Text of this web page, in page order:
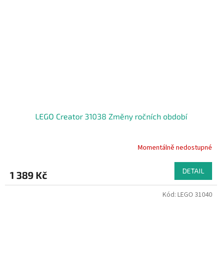
LEGO Creator 31038 Změny ročních období
Momentálně nedostupné
1 389 Kč DETAIL
Kód: LEGO 31040